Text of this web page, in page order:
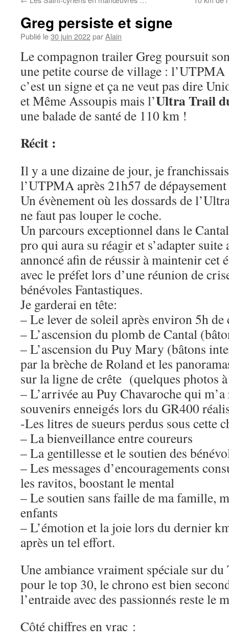
Greg persiste et signe
Publié le30 juin 2022parAlain
Le compagnon trailer Greg poursuit
une petite course de village :
c’est un signe et ça ne veut pas dire
et Même Assoupis mais l’Ultra Trail
une balade de santé de 110 km !
Récit :
Il y a une dizaine de jour, je
l’UTPMA après 21h57 de
Un évènement où les dossards de
ne faut pas louper le coche.
Un parcours exceptionnel dans le
pro qui aura su réagir et s’adapter
annoncé afin de réussir à maintenir cet
avec le préfet lors d’une réunion de
bénévoles Fantastiques.
Je garderai en tête:
– Le lever de soleil après environ 5h de
– L’ascension du plomb de Cantal
– L’ascension du Puy Mary (bâtons
par la brèche de Roland et les
sur la ligne de crête (quelques photos
– L’arrivée au Puy Chavaroche qui
souvenirs enneigés lors du GR400
-Les litres de sueurs perdus sous cette
– La bienveillance entre coureurs
– La gentillesse et le soutien des
– Les messages d’encouragements
les ravitos, boostant le mental
– Le soutien sans faille de ma famille,
enfants
– L’émotion et la joie lors du dernier
après un tel effort.
Une ambiance vraiment spéciale sur
pour le top 30, le chrono est bien
l’entraide avec des passionnés reste le
Côté chiffres en vrac :